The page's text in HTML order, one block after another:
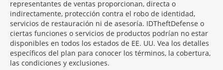
representantes de ventas proporcionan, directa o
indirectamente, protección contra el robo de identidad,
servicios de restauración ni de asesoría. IDTheftDefense o
ciertas funciones o servicios de productos podrían no estar
disponibles en todos los estados de EE. UU. Vea los detalles
específicos del plan para conocer los términos, la cobertura,
las condiciones y exclusiones.